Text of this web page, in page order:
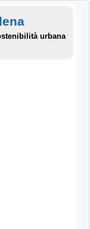
urbana